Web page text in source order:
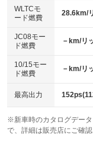
センターデフロック
：装備なし
電動格納ミラー
：装備あり
エアロ
：装備なし
：装備なし
パワーシート
ベンチシート
：装備なし
チップアップシート
：装備なし
：装備なし
ウォークスルー
：装備なし
WLTCモ
ード燃費
28.6km/
JC08モー
ド燃費
－km/リ
10/15モー
ド燃費
－km/リ
最高出力
※新車時のカタログデー
で、詳細は販売店にご確認